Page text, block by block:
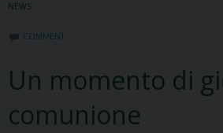
NEWS
COMMENT
Un momento di
comunione